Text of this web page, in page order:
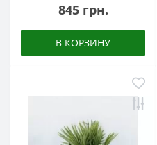
845 грн.
В КОРЗИНУ